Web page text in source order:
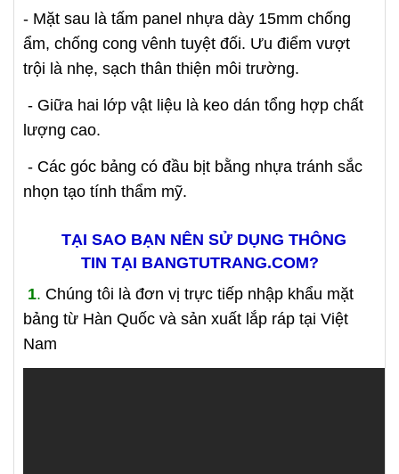
- Mặt sau là tấm panel nhựa dày 15mm chống
ẩm, chống cong vênh tuyệt đối. Ưu điểm vượt
trội là nhẹ, sạch thân thiện môi trường.
- Giữa hai lớp vật liệu là keo dán tổng hợp chất
lượng cao.
- Các góc bảng có đầu bịt bằng nhựa tránh sắc
nhọn tạo tính thẩm mỹ.
TẠI SAO BẠN NÊN SỬ DỤNG THÔNG
TIN TẠI BANGTUTRANG.COM?
1. Chúng tôi là đơn vị trực tiếp nhập khẩu mặt
bảng từ Hàn Quốc và sản xuất lắp ráp tại Việt
Nam